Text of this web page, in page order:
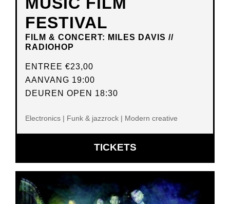
FESTIVAL
FILM & CONCERT: MILES DAVIS //
RADIOHOP
ENTREE €23,00
AANVANG 19:00
DEUREN OPEN 18:30
Electronics | Funk & jazzrock | Modern creative
TICKETSOPENT
IN
NIEUW
VENSTER